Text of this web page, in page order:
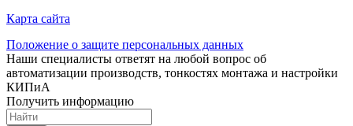
Карта сайта
Положение о защите персональных данных
Наши специалисты ответят на любой вопрос об
автоматизации производств, тонкостях монтажа и настройки
КИПиА
Получить информацию